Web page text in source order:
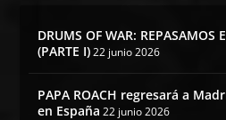
DRUMS OF WAR: REPASAMOS
(PARTE I) 22 junio 2026
PAPA ROACH regresará a
en España 22 junio 2026